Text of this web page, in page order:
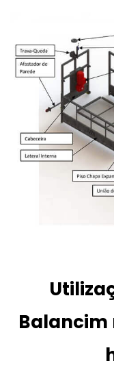
Balancim